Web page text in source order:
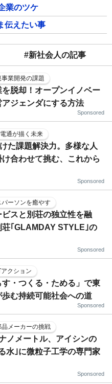
業のツケ
伝えたい事
#新社会人の記事
業開発の課題
脱却！オープンイノベー
ジェンダにする方法
Sponsored
通が描く未来
た課題解決力。多様な人
合わせて挑む、これから
Sponsored
ーソンを癒やす
スと別荘の独立性を融
｢GLAMDAY STYLE｣の
Sponsored
クション
・つくる・ためる」で東
む持続可能社会への道
Sponsored
メーカーの挑戦
ノメートル、アイシンの
水｣に微粒子工学の専門家
Sponsored